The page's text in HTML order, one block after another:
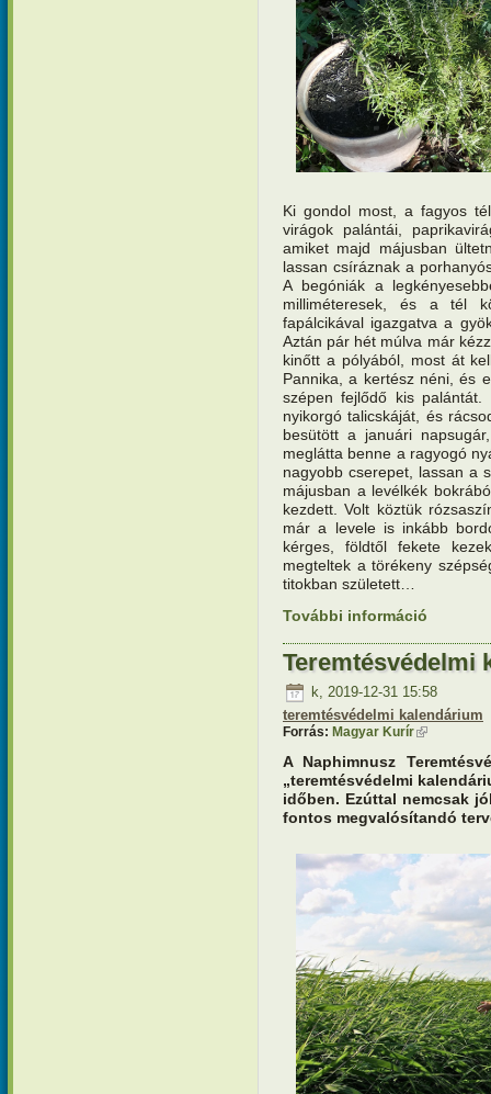
Ki gondol most, a fagyos
virágok palántái,
amiket majd májusban
lassan csíráznak a
A begóniák a
milliméteresek, és a tél
fapálcikával igazgatva a
Aztán pár hét múlva már
kinőtt a pólyából, most át
Pannika, a kertész néni, és
szépen fejlődő kis
nyikorgó talicskáját, és
besütött a januári
meglátta benne a ragyogó
nagyobb cserepet, lassan a
májusban a levélkék
kezdett. Volt köztük
már a levele is inkább
kérges, földtől fekete
megteltek a törékeny
titokban született…
További információ
Teremtésvédelmi
k, 2019-12-31 15:58
teremtésvédelmi kalendárium
Forrás: Magyar Kurír(külső
A Naphimnusz
„teremtésvédelmi
időben. Ezúttal nemcsak
fontos megvalósítandó